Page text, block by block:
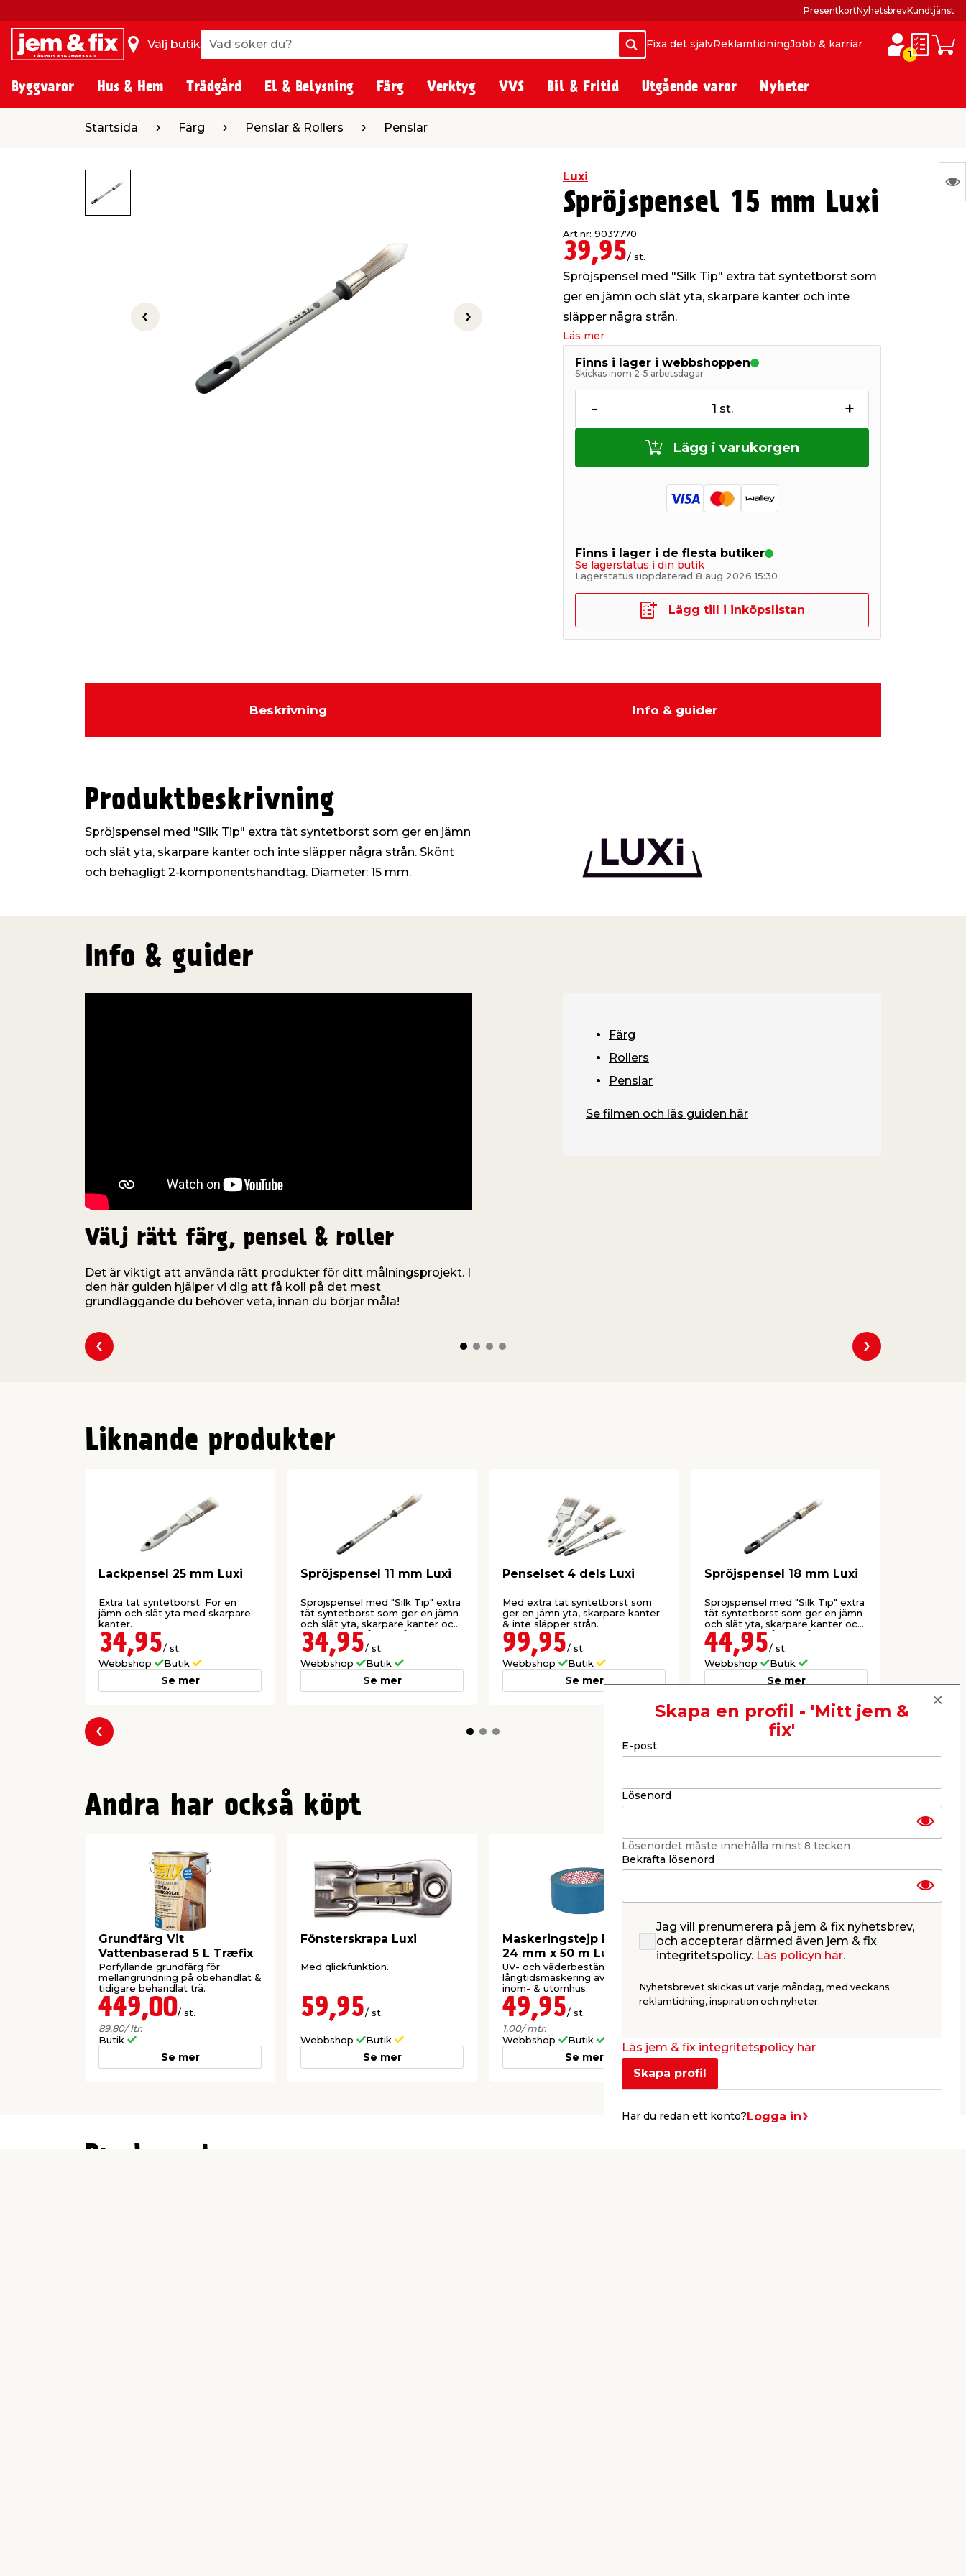
Välj butik Vad söker du?
Sök
Vad söker du?
SökFixa det självReklamtidningJobb & karriär
1
PresentkortNyhetsbrevKundtjänst
Byggvaror Hus & Hem Trädgård El & Belysning Färg Verktyg VVS Bil & Fritid Utgående varor Nyheter
Färg Penslar & Rollers Penslar
Startsida Färg Penslar & Rollers Penslar
Previous slide Next slide
Luxi
Spröjspensel 15 mm Luxi
Art.nr: 9037770
39,95/ st.
Spröjspensel med "Silk Tip" extra tät syntetborst som
ger en jämn och slät yta, skarpare kanter och inte
släpper några strån.
Läs mer
Finns i lager i webbshoppen
Skickas inom 2-5 arbetsdagar
- 1 st. +
Lägg i varukorgen
Finns i lager i de flesta butiker
Se lagerstatus i din butik
Lagerstatus uppdaterad 8 aug 2026 15:30
Lägg till i inköpslistan
Beskrivning Info & guider
Produktbeskrivning
Spröjspensel med "Silk Tip" extra tät syntetborst som ger en jämn
och slät yta, skarpare kanter och inte släpper några strån. Skönt
och behagligt 2-komponentshandtag. Diameter: 15 mm.
Info & guider
Välj rätt färg, pensel & roller
Det är viktigt att använda rätt produkter för ditt målningsprojekt. I
den här guiden hjälper vi dig att få koll på det mest
grundläggande du behöver veta, innan du börjar måla!
Färg
Rollers
Penslar
Se filmen och läs guiden här
Liknande produkter
Lackpensel 25 mm Luxi
Extra tät syntetborst. För en
jämn och slät yta med skarpare
kanter.
34,95/ st.
Webbshop
Butik
Se mer
Spröjspensel 11 mm Luxi
Spröjspensel med "Silk Tip" extra
tät syntetborst som ger en jämn
och slät yta, skarpare kanter och
inte släpper några strån.
34,95/ st.
Webbshop
Butik
Se mer
Penselset 4 dels Luxi
Med extra tät syntetborst som
ger en jämn yta, skarpare kanter
& inte släpper strån.
99,95/ st.
Webbshop
Butik
Se mer
Spröjspensel 18 mm Luxi
Spröjspensel med "Silk Tip" extra
tät syntetborst som ger en jämn
och slät yta, skarpare kanter och
inte släpper några strån.
44,95/ st.
Webbshop
Butik
Se mer
Föregående
Andra har också köpt
Grundfärg Vit
Vattenbaserad 5 L Træfix
Porfyllande grundfärg för
mellangrundning på obehandlat &
tidigare behandlat trä.
449,00/ st.
89,80/ ltr.
Butik
Se mer
Fönsterskrapa Luxi
Med qlickfunktion.
59,95/ st.
Webbshop Butik
Se mer
Maskeringstejp Fönster
24 mm x 50 m Luxi
UV- och väderbeständig. För
långtidsmaskering av fönsterglas,
inom- & utomhus.
49,95/ st.
1,00/ mtr.
Webbshop
Butik
Se mer
Linoljekitt OS110 Beige
500 g illbruck
68,95
Se mer
Producent
Skapa en profil - 'Mitt jem &
fix'
E-post
Lösenord
Lösenordet måste innehålla minst 8 tecken
Bekräfta lösenord
Jag vill prenumerera på jem & fix nyhetsbrev,
och accepterar därmed även jem & fix
integritetspolicy. Läs policyn här.
Nyhetsbrevet skickas ut varje måndag, med veckans
reklamtidning, inspiration och nyheter.
Läs jem & fix integritetspolicy här
Skapa profil
Har du redan ett konto?Logga in